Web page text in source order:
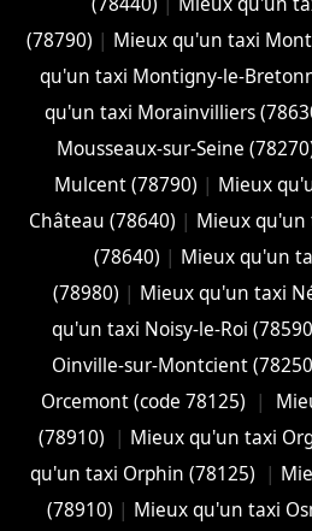
(78790) | Mieux qu'un taxi
qu'un taxi Montigny-le-
qu'un taxi Morainvilliers
Mousseaux-sur-Seine
Mulcent (78790) | Mieux
Château (78640) | Mieux qu'un
(78640) | Mieux qu'un
(78980) | Mieux qu'un taxi
qu'un taxi Noisy-le-Roi
Oinville-sur-Montcient
Orcemont (code 78125)
|
(78910)
| Mieux qu'un taxi
qu'un taxi Orphin (78125)
|
(78910) | Mieux qu'un taxi